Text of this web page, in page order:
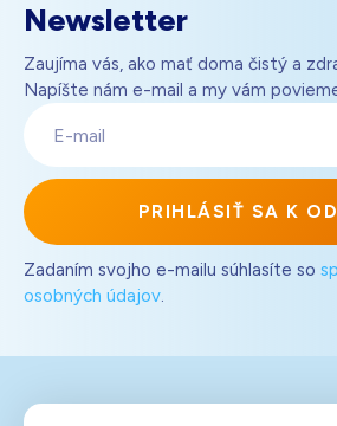
Newsletter
Zaujíma vás, ako mať doma čistý a
Napíšte nám e-mail a my vám
PRIHLÁSIŤ SA K
Zadaním svojho e-mailu súhlasíte so
osobných údajov.